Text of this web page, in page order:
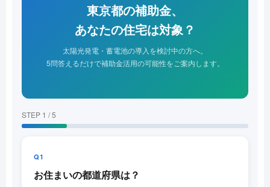
東京都の補助金、
あなたの住宅は対象？
太陽光発電・蓄電池の導入を検討中の方へ。
5問答えるだけで補助金活用の可能性をご案内します。
STEP 1 / 5
Q1
お住まいの都道府県は？